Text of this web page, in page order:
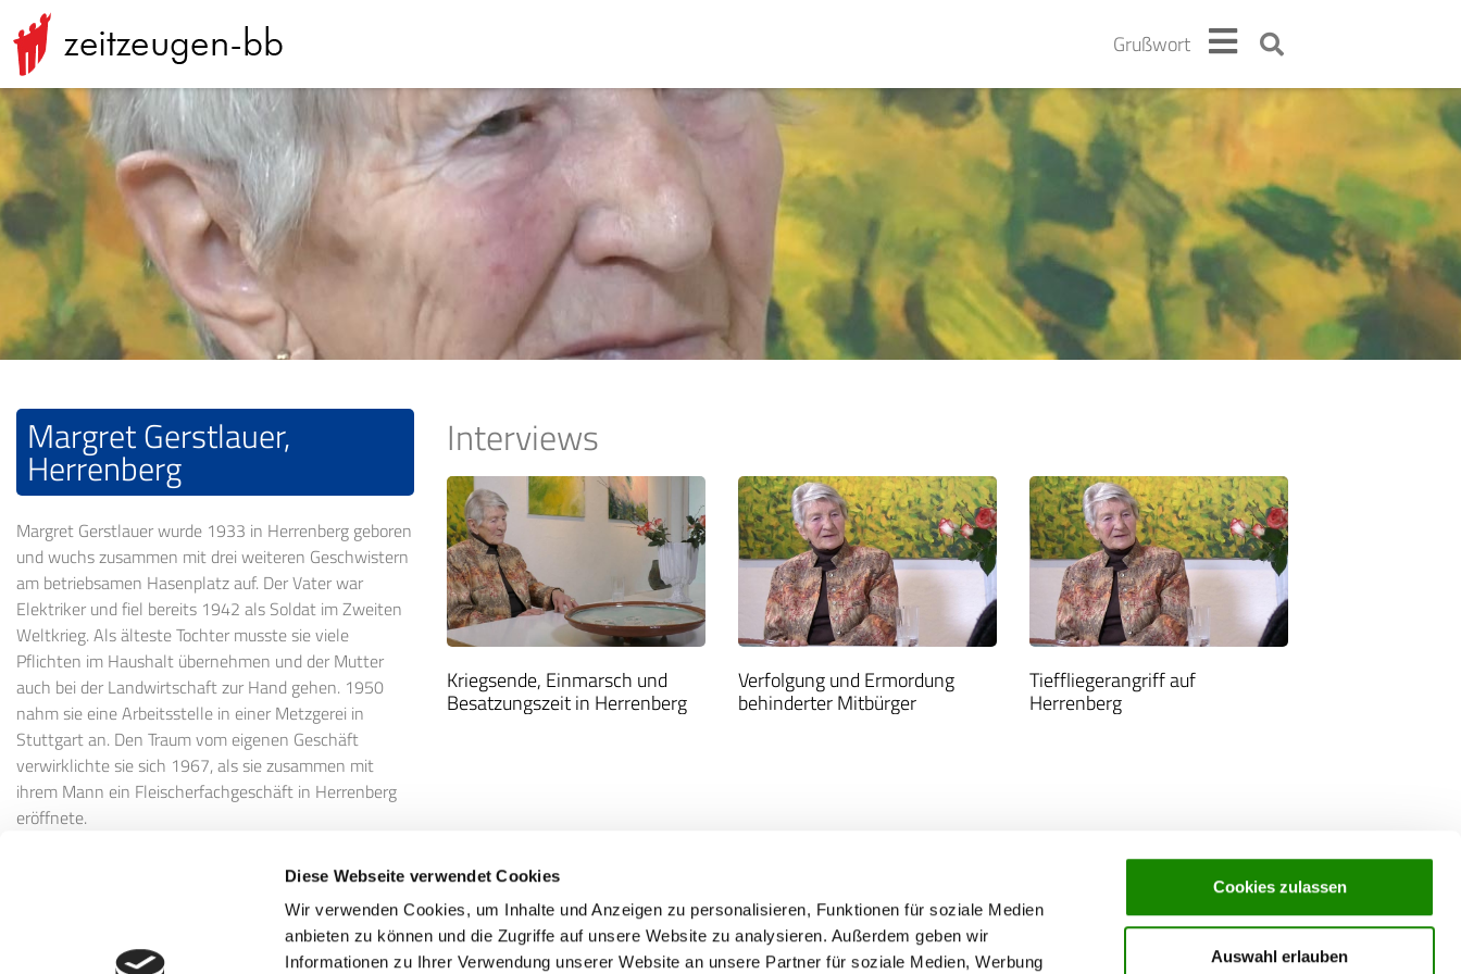
Diese Webseite verwendet Cookies
Wir verwenden Cookies, um Inhalte und Anzeigen zu personalisieren, Funktionen für soziale Medien
anbieten zu können und die Zugriffe auf unsere Website zu analysieren. Außerdem geben wir
Informationen zu Ihrer Verwendung unserer Website an unsere Partner für soziale Medien, Werbung
Cookies zulassen
Auswahl erlauben
Grußwort
Margret Gerstlauer,
Herrenberg
Margret Gerstlauer wurde 1933 in Herrenberg geboren
und wuchs zusammen mit drei weiteren Geschwistern
am betriebsamen Hasenplatz auf. Der Vater war
Elektriker und fiel bereits 1942 als Soldat im Zweiten
Weltkrieg. Als älteste Tochter musste sie viele
Pflichten im Haushalt übernehmen und der Mutter
auch bei der Landwirtschaft zur Hand gehen. 1950
nahm sie eine Arbeitsstelle in einer Metzgerei in
Stuttgart an. Den Traum vom eigenen Geschäft
verwirklichte sie sich 1967, als sie zusammen mit
ihrem Mann ein Fleischerfachgeschäft in Herrenberg
eröffnete.
Interviews
Kriegsende, Einmarsch und
Besatzungszeit in Herrenberg
Verfolgung und Ermordung
behinderter Mitbürger
Tieffliegerangriff auf
Herrenberg